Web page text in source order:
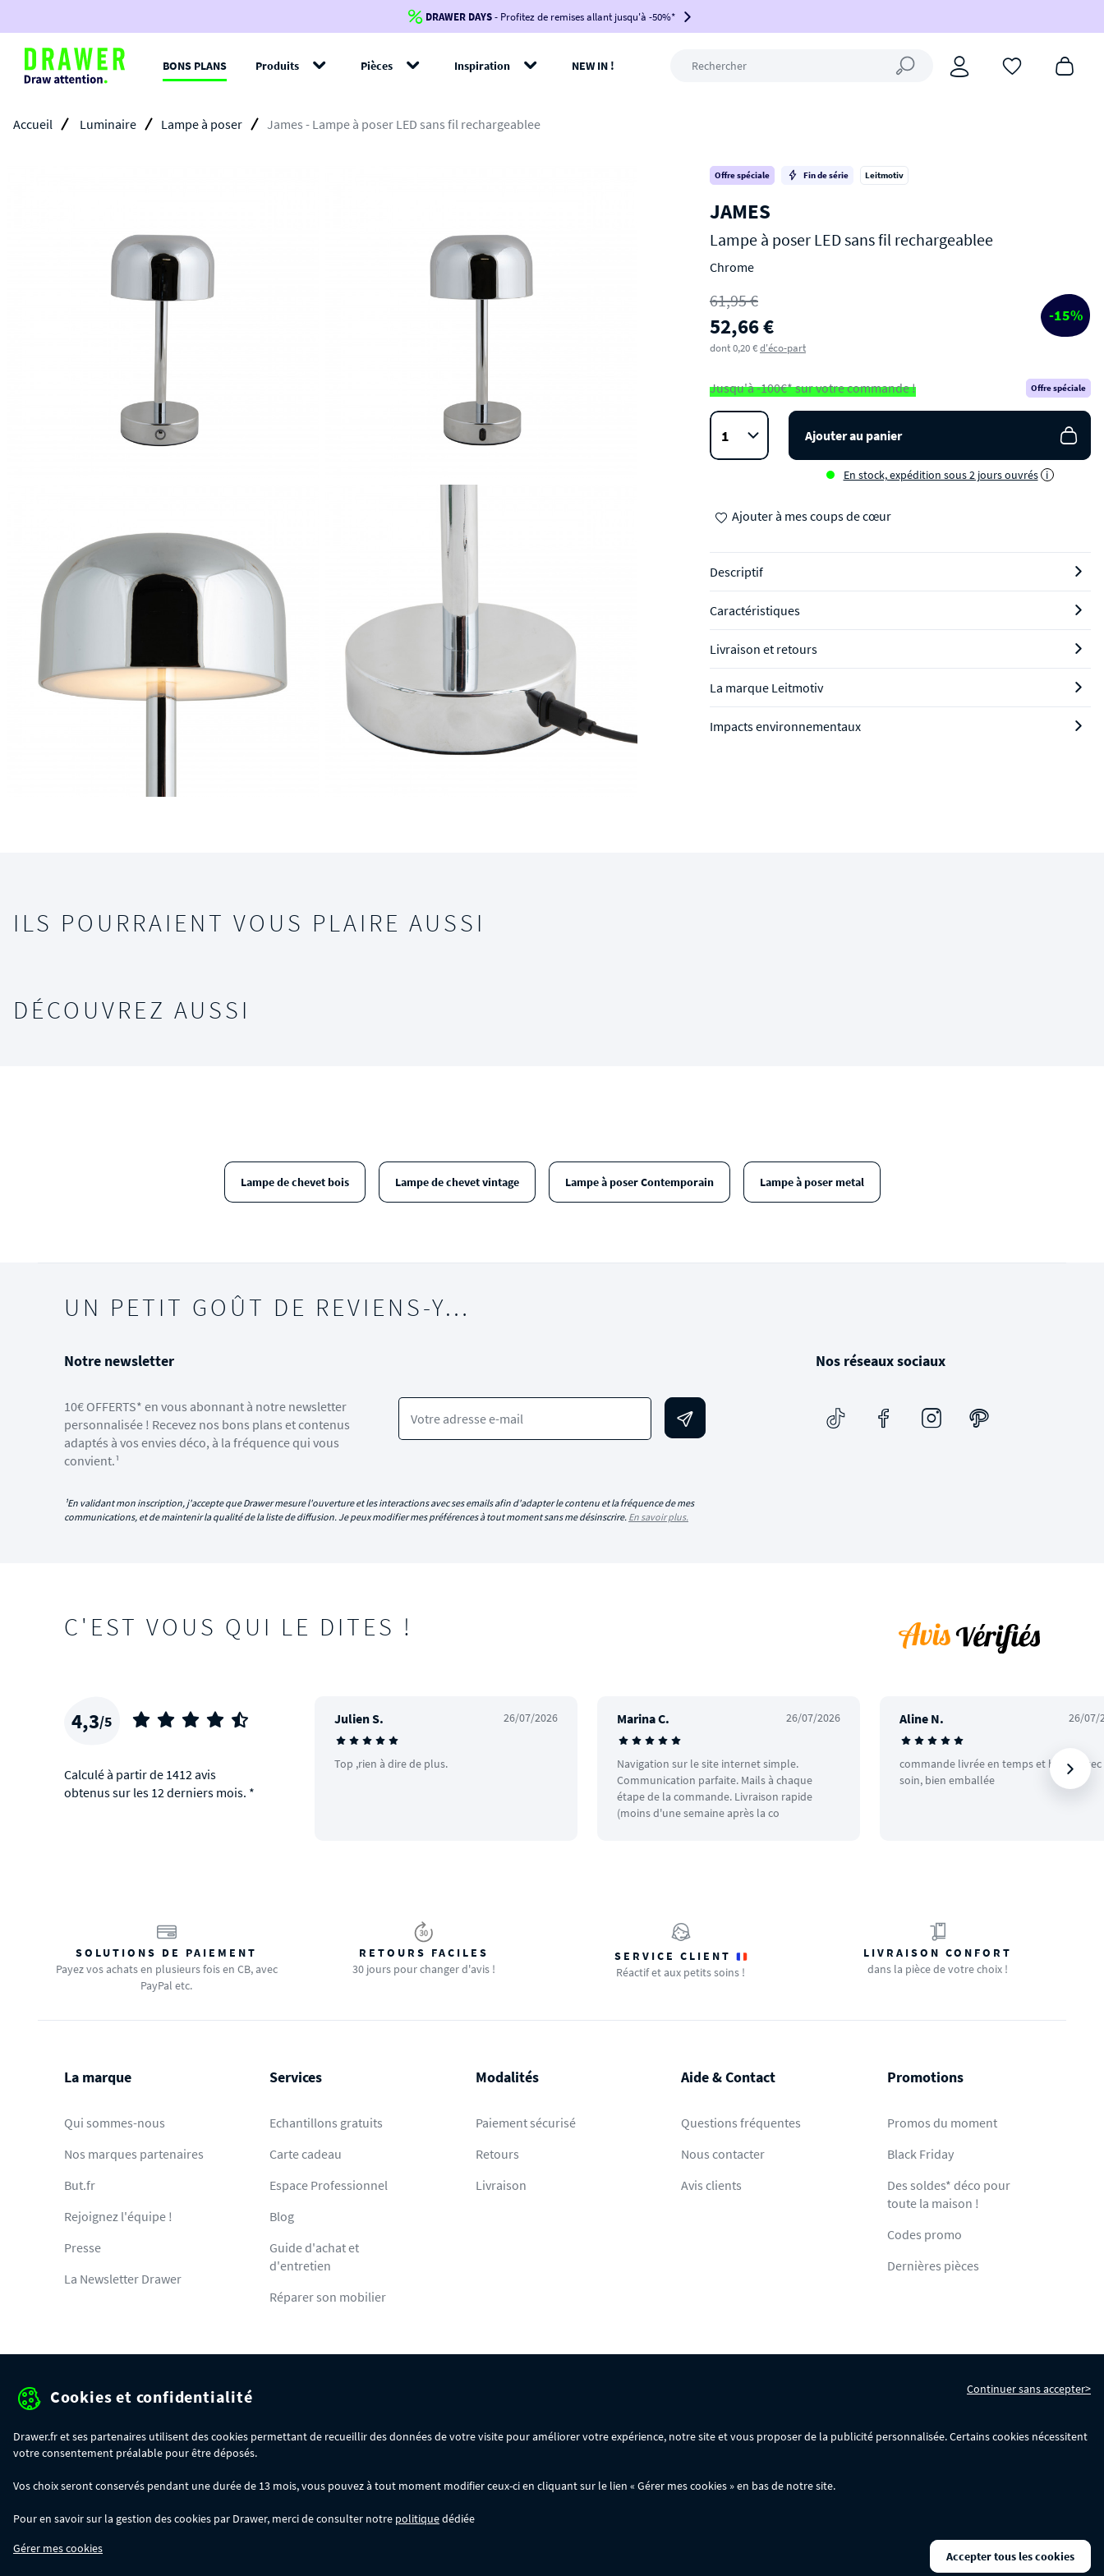
Jusqu'à-100€*sur votre commande !
BIKINI100
-voir conditions en bas de page-
DRAWER DAYS- Profitez de remises allant jusqu'à -50%*
BONS PLANS Produits Pièces Inspiration NEW IN !
Accueil Luminaire Lampe à poser James - Lampe à poser LED sans fil rechargeablee
Offre spéciale Fin de série Leitmotiv
JAMES
Lampe à poser LED sans fil rechargeablee
Chrome
61,95 €
52,66 € -15%
dont 0,20 €d'éco-part
Jusqu'à -100€* sur votre commande ! Offre spéciale
Ajouter au panier
En stock, expédition sous 2 jours ouvrés i
Ajouter à mes coups de cœur
Descriptif
Caractéristiques
Livraison et retours
La marque Leitmotiv
Impacts environnementaux
ILS POURRAIENT VOUS PLAIRE AUSSI
DÉCOUVREZ AUSSI
Lampe de chevet bois Lampe de chevet vintage Lampe à poser Contemporain Lampe à poser metal
UN PETIT GOÛT DE REVIENS-Y…
Notre newsletter
10€ OFFERTS* en vous abonnant à notre newsletter
personnalisée ! Recevez nos bons plans et contenus
adaptés à vos envies déco, à la fréquence qui vous
convient.¹
Votre adresse e-mail
¹En validant mon inscription, j'accepte que Drawer mesure l'ouverture et les interactions avec ses emails afin d'adapter le contenu et la fréquence de mes
communications, et de maintenir la qualité de la liste de diffusion. Je peux modifier mes préférences à tout moment sans me désinscrire. En savoir plus.
Nos réseaux sociaux
C'EST VOUS QUI LE DITES !
4,3/5
Calculé à partir de 1412 avis
obtenus sur les 12 derniers mois. *
Julien S. 26/07/2026
Top ,rien à dire de plus.
Marina C. 26/07/2026
Navigation sur le site internet simple.
Communication parfaite. Mails à chaque
étape de la commande. Livraison rapide
(moins d'une semaine après la co
Aline N. 26/07/
commande livrée en temps et heure avec
soin, bien emballée
SOLUTIONS DE PAIEMENT
Payez vos achats en plusieurs fois en CB, avec
PayPal etc.
RETOURS FACILES
30 jours pour changer d'avis !
SERVICE CLIENT
Réactif et aux petits soins !
LIVRAISON CONFORT
dans la pièce de votre choix !
La marque
Qui sommes-nous
Nos marques partenaires
But.fr
Rejoignez l'équipe !
Presse
La Newsletter Drawer
Services
Echantillons gratuits
Carte cadeau
Espace Professionnel
Blog
Guide d'achat et
d'entretien
Réparer son mobilier
Modalités
Paiement sécurisé
Retours
Livraison
Aide & Contact
Questions fréquentes
Nous contacter
Avis clients
Promotions
Promos du moment
Black Friday
Des soldes* déco pour
toute la maison !
Codes promo
Dernières pièces
Protection des données personnelles
- 30€ sur votre commande dès 300€ d'achat, avec le code BIKINI30
- 100€ sur votre commande dès 1200€ d'achat, avec le code BIKINI100
du code adéquat.
Cookies et confidentialité Continuer sans accepter>
Drawer.fr et ses partenaires utilisent des cookies permettant de recueillir des données de votre visite pour améliorer votre expérience, notre site et vous proposer de la publicité personnalisée. Certains cookies nécessitent
votre consentement préalable pour être déposés.
Vos choix seront conservés pendant une durée de 13 mois, vous pouvez à tout moment modifier ceux-ci en cliquant sur le lien « Gérer mes cookies » en bas de notre site.
Pour en savoir sur la gestion des cookies par Drawer, merci de consulter notre politiquedédiée
Gérer mes cookies
Accepter tous les cookies